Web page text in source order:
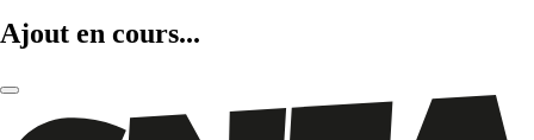
Ajout en cours...